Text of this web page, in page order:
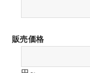
販売価格